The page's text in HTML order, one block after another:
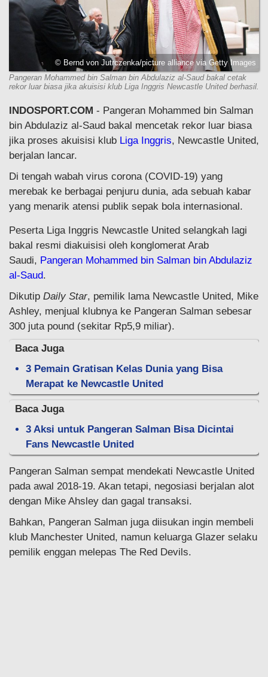
© Bernd von Jutrczenka/picture alliance via Getty Images
Pangeran Mohammed bin Salman bin Abdulaziz al-Saud bakal cetak
rekor luar biasa jika akuisisi klub Liga Inggris Newcastle United berhasil.
INDOSPORT.COM - Pangeran Mohammed bin Salman
bin Abdulaziz al-Saud bakal mencetak rekor luar biasa
jika proses akuisisi klub Liga Inggris, Newcastle United,
berjalan lancar.
Di tengah wabah virus corona (COVID-19) yang
merebak ke berbagai penjuru dunia, ada sebuah kabar
yang menarik atensi publik sepak bola internasional.
Peserta Liga Inggris Newcastle United selangkah lagi
bakal resmi diakuisisi oleh konglomerat Arab
Saudi, Pangeran Mohammed bin Salman bin Abdulaziz
al-Saud.
Dikutip Daily Star, pemilik lama Newcastle United, Mike
Ashley, menjual klubnya ke Pangeran Salman sebesar
300 juta pound (sekitar Rp5,9 miliar).
Baca Juga
3 Pemain Gratisan Kelas Dunia yang Bisa
Merapat ke Newcastle United
Baca Juga
3 Aksi untuk Pangeran Salman Bisa Dicintai
Fans Newcastle United
Pangeran Salman sempat mendekati Newcastle United
pada awal 2018-19. Akan tetapi, negosiasi berjalan alot
dengan Mike Ahsley dan gagal transaksi.
Bahkan, Pangeran Salman juga diisukan ingin membeli
klub Manchester United, namun keluarga Glazer selaku
pemilik enggan melepas The Red Devils.